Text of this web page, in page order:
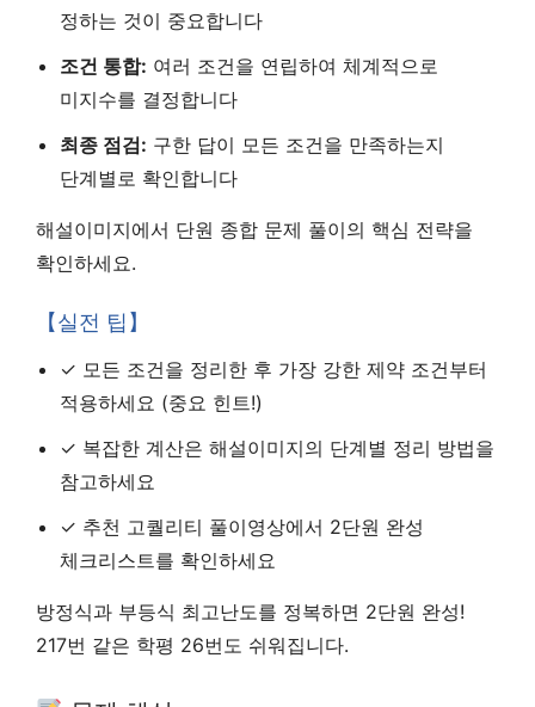
정하는 것이 중요합니다
조건 통합: 여러 조건을 연립하여 체계적으로
미지수를 결정합니다
최종 점검: 구한 답이 모든 조건을 만족하는지
단계별로 확인합니다
해설이미지에서 단원 종합 문제 풀이의 핵심 전략을
확인하세요.
【실전 팁】
✓ 모든 조건을 정리한 후 가장 강한 제약 조건부터
적용하세요 (중요 힌트!)
✓ 복잡한 계산은 해설이미지의 단계별 정리 방법을
참고하세요
✓ 추천 고퀄리티 풀이영상에서 2단원 완성
체크리스트를 확인하세요
방정식과 부등식 최고난도를 정복하면 2단원 완성!
217번 같은 학평 26번도 쉬워집니다.